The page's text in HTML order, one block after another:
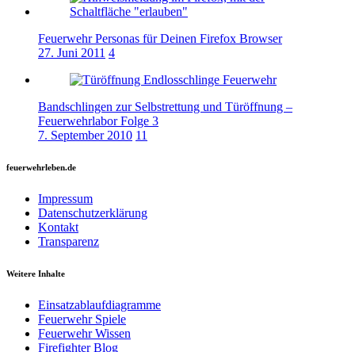
Feuerwehr Personas für Deinen Firefox Browser
27. Juni 2011 4
Bandschlingen zur Selbstrettung und Türöffnung –
Feuerwehrlabor Folge 3
7. September 2010 11
feuerwehrleben.de
Impressum
Datenschutzerklärung
Kontakt
Transparenz
Weitere Inhalte
Einsatzablaufdiagramme
Feuerwehr Spiele
Feuerwehr Wissen
Firefighter Blog